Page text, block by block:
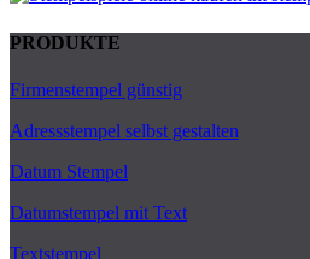
PRODUKTE
Firmenstempel günstig
Adressstempel selbst gestalten
Datum Stempel
Datumstempel mit Text
Textstempel